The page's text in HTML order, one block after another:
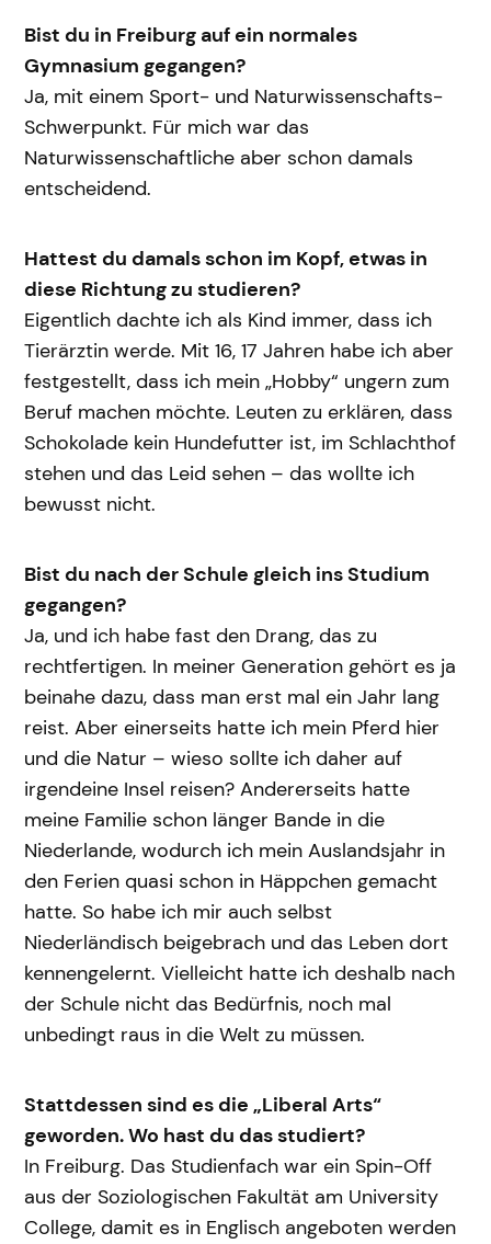
Bist du in Freiburg auf ein normales
Gymnasium gegangen?
Ja, mit einem Sport- und Naturwissenschafts-
Schwerpunkt. Für mich war das
Naturwissenschaftliche aber schon damals
entscheidend.
Hattest du damals schon im Kopf, etwas in
diese Richtung zu studieren?
Eigentlich dachte ich als Kind immer, dass ich
Tierärztin werde. Mit 16, 17 Jahren habe ich aber
festgestellt, dass ich mein „Hobby“ ungern zum
Beruf machen möchte. Leuten zu erklären, dass
Schokolade kein Hundefutter ist, im Schlachthof
stehen und das Leid sehen – das wollte ich
bewusst nicht.
Bist du nach der Schule gleich ins Studium
gegangen?
Ja, und ich habe fast den Drang, das zu
rechtfertigen. In meiner Generation gehört es ja
beinahe dazu, dass man erst mal ein Jahr lang
reist. Aber einerseits hatte ich mein Pferd hier
und die Natur – wieso sollte ich daher auf
irgendeine Insel reisen? Andererseits hatte
meine Familie schon länger Bande in die
Niederlande, wodurch ich mein Auslandsjahr in
den Ferien quasi schon in Häppchen gemacht
hatte. So habe ich mir auch selbst
Niederländisch beigebrach und das Leben dort
kennengelernt. Vielleicht hatte ich deshalb nach
der Schule nicht das Bedürfnis, noch mal
unbedingt raus in die Welt zu müssen.
Stattdessen sind es die „Liberal Arts“
geworden. Wo hast du das studiert?
In Freiburg. Das Studienfach war ein Spin-Off
aus der Soziologischen Fakultät am University
College, damit es in Englisch angeboten werden